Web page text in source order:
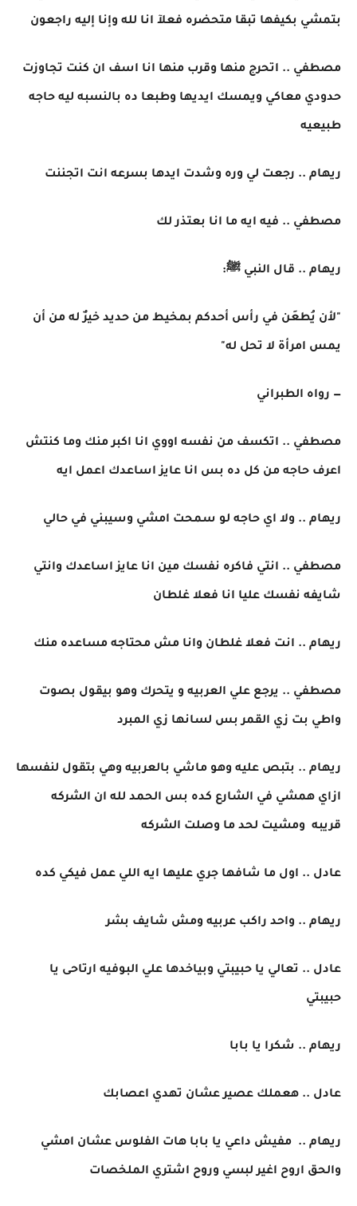
بتمشي بكيفها تبقا متحضره فعلآ انا لله وإنا إليه راجعون
مصطفي .. اتحرج منها وقرب منها انا اسف ان كنت تجاوزت
حدودي معاكي ويمسك ايديها وطبعا ده بالنسبه ليه حاجه
طبيعيه
ريهام .. رجعت لي وره وشدت ايدها بسرعه انت اتجننت
مصطفي .. فيه ايه ما انا بعتذر لك
ريهام .. قال النبي ﷺ:
"لأن يُطعَن في رأس أحدكم بمخيط من حديد خيرٌ له من أن
يمس امرأة لا تحل له"
— رواه الطبراني
مصطفي .. اتكسف من نفسه اووي انا اكبر منك وما كنتش
اعرف حاجه من كل ده بس انا عايز اساعدك اعمل ايه
ريهام .. ولا اي حاجه لو سمحت امشي وسيبني في حالي
مصطفي .. انتي فاكره نفسك مين انا عايز اساعدك وانتي
شايفه نفسك عليا انا فعلا غلطان
ريهام .. انت فعلا غلطان وانا مش محتاجه مساعده منك
مصطفي .. يرجع علي العربيه و يتحرك وهو بيقول بصوت
واطي بت زي القمر بس لسانها زي المبرد
ريهام .. بتبص عليه وهو ماشي بالعربيه وهي بتقول لنفسها
ازاي همشي في الشارع كده بس الحمد لله ان الشركه
قريبه ومشيت لحد ما وصلت الشركه
عادل .. اول ما شافها جري عليها ايه اللي عمل فيكي كده
ريهام .. واحد راكب عربيه ومش شايف بشر
عادل .. تعالي يا حبيبتي وبياخدها علي البوفيه ارتاحى يا
حبيبتي
ريهام .. شكرا يا بابا
عادل .. هعملك عصير عشان تهدي اعصابك
ريهام .. مفيش داعي يا بابا هات الفلوس عشان امشي
والحق اروح اغير لبسي وروح اشتري الملخصات